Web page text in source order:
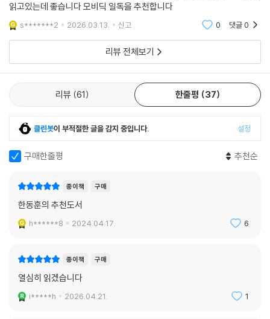
장이 이끄는 포경선 ‘피쿼드’호에 승선하여 흰 고래 ‘모비 딕’을 쫓는 항해
를 처음부터 끝까지 지켜본다. 엄혹한 삶의 현실을 밑바닥까지 체험한 이
너머의 진실을 보여주며, 파멸을 향해 내달린 ‘피쿼드’호에서 유일하게 살
아남은 인물이 되어 동료의 죽음을 대가로 얻은 삶의 비밀을 전한다.
이슈메일의 눈에 비친 선장 에이해브는 불가지의 존재를 용납할 수 없고
또 직접 자신이 알아낼 수 있다고 자신하는 존재였다. 선장은 이슈메일을
비롯한 선원 모두에게 ‘모비 딕’보다 더한 두려움과 공포의 대상이었다. 태
평양에서 펼쳐진 3일간의 대격투. 이슈메일은 바다와 함께 에이해브와 모
비 딕의 대결을 지켜본다. 거기에는 삶의 한가운데로 쳐들어와 만사를 부
않는 바다의 관용 또는 무자비함이 있을 뿐이었다.
“미국 근대문학은 『모비 딕』과 함께 시작되었다!”
인간 사유의 깊이와 광활한 상상력의
물론 일반 독자들의 반응은 냉담했다. 1851년 가을, 『모비 딕』이 처음 출간
되었을 때 이 소설을 헌정받은 작가 너새니얼 호손은 “이 책은 정말 대단하
읽고있는데 좋습니다 모비딕 일독을 추천합니다
s*******2 2026.03.13. 신고 0 댓글0
리뷰 전체보기
리뷰 61 한줄평 37
클린봇이 부적절한 글을 감지 중입니다. 설정
구매한줄평 추천순
종이책 구매
한동훈의 추천도서
h******8 2024.04.17. 6
종이책 구매
열심히 읽겠습니다
i*****h 2026.04.21. 1